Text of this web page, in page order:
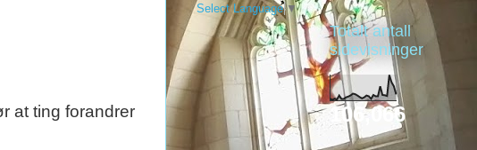
at ting forandrer
Select Language ▼
Totalt antall
sidevisninger
106,066